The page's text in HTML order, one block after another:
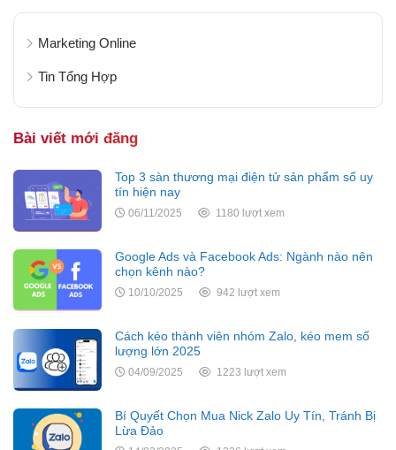
Marketing Online
Tin Tổng Hợp
Bài viết mới đăng
Top 3 sàn thương mại điện tử sản phẩm số uy
tín hiện nay
06/11/2025 1180 lượt xem
Google Ads và Facebook Ads: Ngành nào nên
chọn kênh nào?
10/10/2025 942 lượt xem
Cách kéo thành viên nhóm Zalo, kéo mem số
lượng lớn 2025
04/09/2025 1223 lượt xem
Bí Quyết Chọn Mua Nick Zalo Uy Tín, Tránh Bị
Lừa Đảo